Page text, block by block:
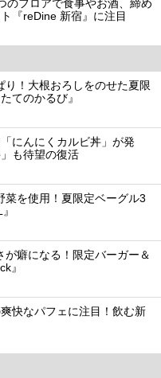
のフロアで食事やお酒、締め
『reDine 新宿』に注目
！大根おろしをのせた夏限
てのかるび』
にんにくカルビ丼」が発
も待望の復活
を使用！夏限定ベーグル3
癖になる！限定バーガー＆
』
快なパフェに注目！飲む新